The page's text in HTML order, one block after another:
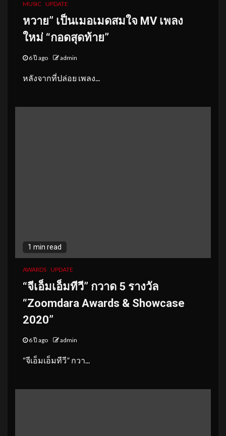
MUSIC UPDATE
หวาย” เป็นเมอเมดสมใจ MV เพลง
ใหม่ “กอดสุดท้าย”
6 ปี ago admin
หลังจากที่ปล่อย เพลง...
1 min read
AWARDS UPDATE
“จีเอ็มเอ็มทีวี” กวาด 5 รางวัล
“Zoomdara Awards & Showcase
2020”
6 ปี ago admin
“จีเอ็มเอ็มทีวี” กวา...